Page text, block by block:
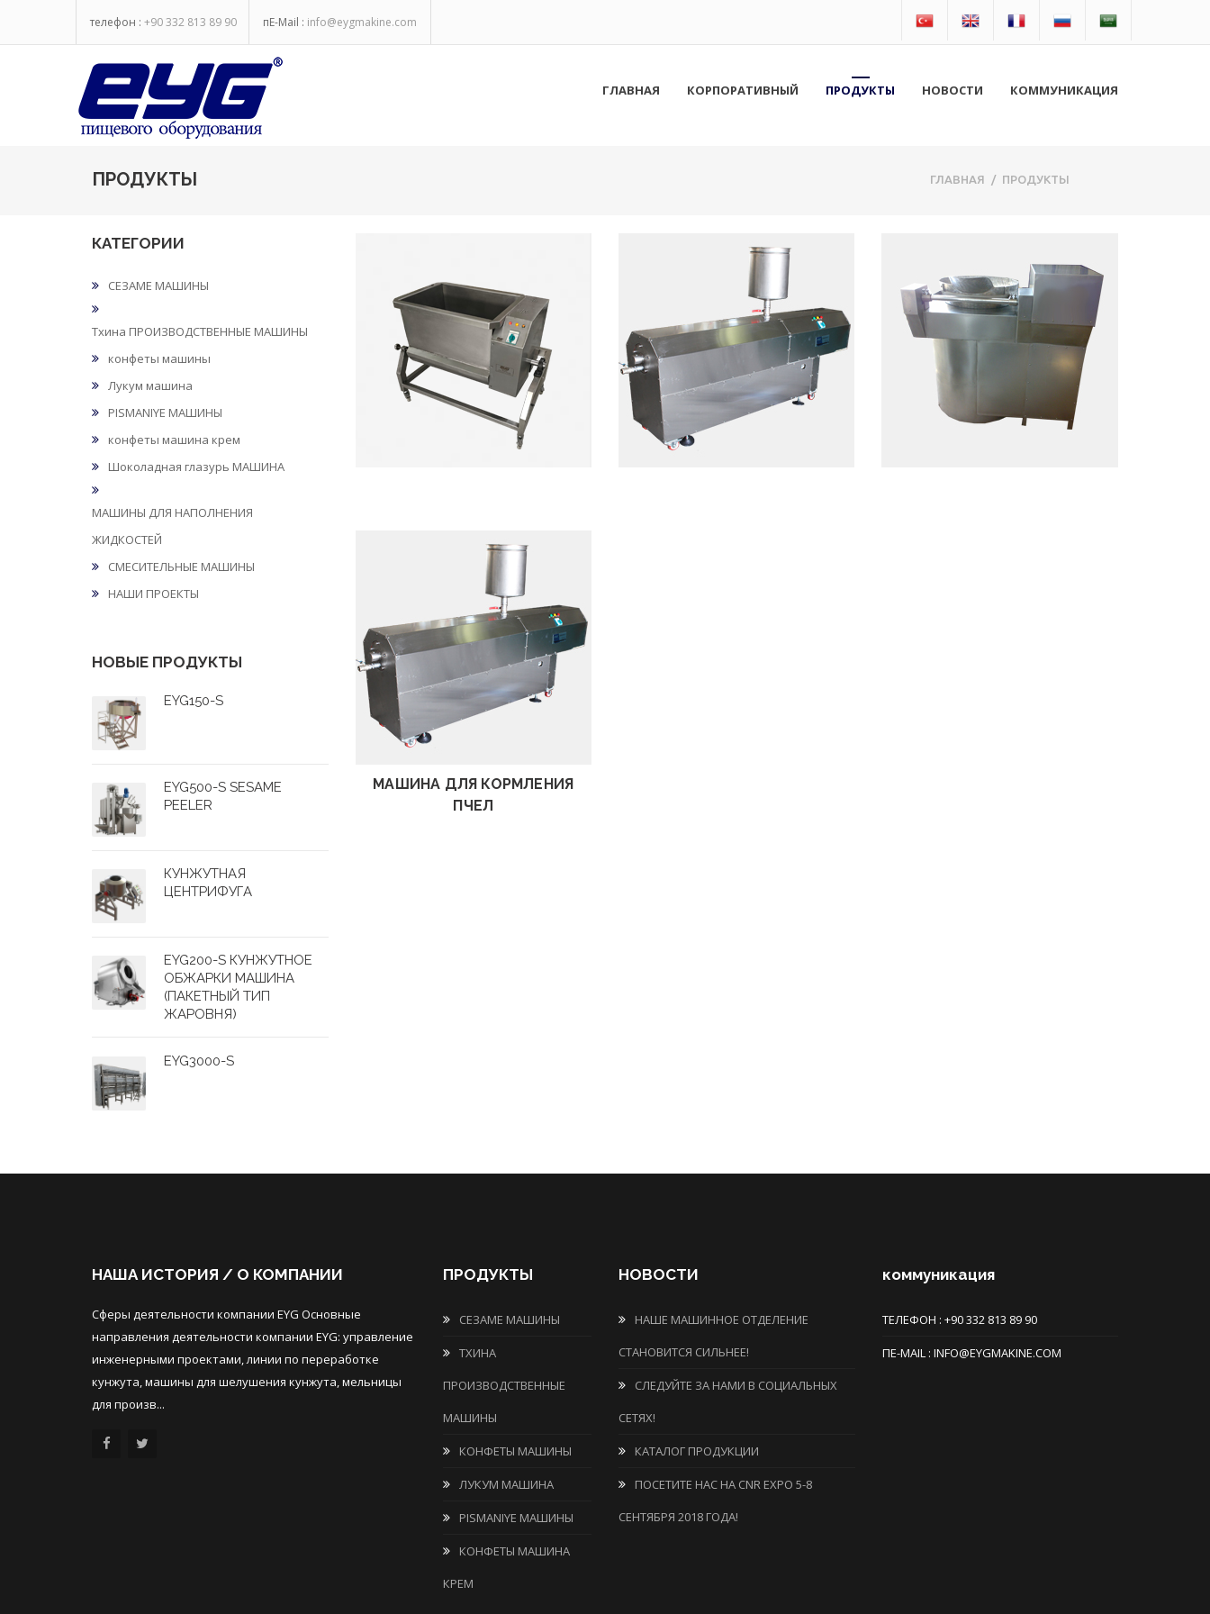
телефон : +90 332 813 89 90 пE-Mail : info@eygmakine.com
ГЛАВНАЯ КОРПОРАТИВНЫЙ ПРОДУКТЫ НОВОСТИ КОММУНИКАЦИЯ
ПРОДУКТЫ ГЛАВНАЯ / ПРОДУКТЫ
КАТЕГОРИИ
СЕЗАМЕ МАШИНЫ
Тхина ПРОИЗВОДСТВЕННЫЕ МАШИНЫ
конфеты машины
Лукум машина
PISMANIYE МАШИНЫ
конфеты машина крем
Шоколадная глазурь МАШИНА
МАШИНЫ ДЛЯ НАПОЛНЕНИЯ
ЖИДКОСТЕЙ
СМЕСИТЕЛЬНЫЕ МАШИНЫ
НАШИ ПРОЕКТЫ
НОВЫЕ ПРОДУКТЫ
EYG150-S
EYG500-S SESAME
PEELER
КУНЖУТНАЯ
ЦЕНТРИФУГА
EYG200-S КУНЖУТНОЕ
ОБЖАРКИ МАШИНА
(ПАКЕТНЫЙ ТИП
ЖАРОВНЯ)
EYG3000-S
посмотреть посмотреть посмотреть
посмотреть
МАШИНА ДЛЯ КОРМЛЕНИЯ
ПЧЕЛ
НАША ИСТОРИЯ / О КОМПАНИИ
Сферы деятельности компании EYG Основные
направления деятельности компании EYG: управление
инженерными проектами, линии по переработке
кунжута, машины для шелушения кунжута, мельницы
для произв...
ПРОДУКТЫ
СЕЗАМЕ МАШИНЫ
ТХИНА
ПРОИЗВОДСТВЕННЫЕ
МАШИНЫ
КОНФЕТЫ МАШИНЫ
ЛУКУМ МАШИНА
PISMANIYE МАШИНЫ
КОНФЕТЫ МАШИНА
КРЕМ
НОВОСТИ
НАШЕ МАШИННОЕ ОТДЕЛЕНИЕ
СТАНОВИТСЯ СИЛЬНЕЕ!
СЛЕДУЙТЕ ЗА НАМИ В СОЦИАЛЬНЫХ
СЕТЯХ!
КАТАЛОГ ПРОДУКЦИИ
ПОСЕТИТЕ НАС НА CNR EXPO 5-8
СЕНТЯБРЯ 2018 ГОДА!
коммуникация
ТЕЛЕФОН : +90 332 813 89 90
ПE-MAIL : INFO@EYGMAKINE.COM